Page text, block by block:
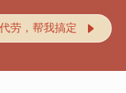
劳，帮我搞定 